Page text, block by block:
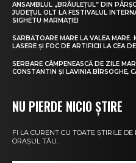
ANSAMBLUL „BRÂULEȚUL” DIN
JUDEȚUL OLT LA FESTIVALUL
SIGHETU MARMAȚIEI
SĂRBĂTOARE MARE LA VALEA
LASERE ȘI FOC DE ARTIFICII LA CEA
SERBARE CÂMPENEASCĂ DE ZILE
CONSTANTIN ȘI LAVINIA BÎRSOGHE,
NU PIERDE NICIO ȘTIRE
FI LA CURENT CU TOATE ȘTIRILE
ORAȘUL TĂU.